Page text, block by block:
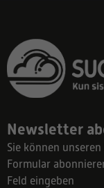
Newsletter
Sie können
Formular
Feld eingeben